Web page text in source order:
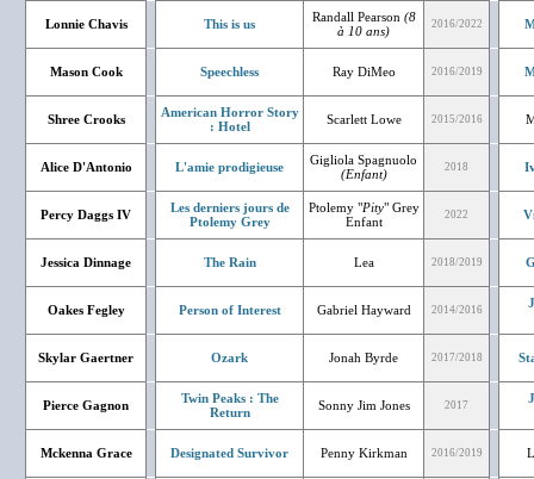
Lonnie Chavis This is us Randall Pearson (8
à 10 ans)
2016/2022
Mason Cook Speechless Ray DiMeo 2016/2019
Shree Crooks
American Horror Story
: Hotel
Scarlett Lowe 2015/2016
Alice D'Antonio L'amie prodigieuse
Gigliola Spagnuolo
(Enfant)
2018
Percy Daggs IV
Les derniers jours de
Ptolemy Grey
Ptolemy "Pity" Grey
Enfant
2022
Jessica Dinnage The Rain Lea 2018/2019
Oakes Fegley Person of Interest Gabriel Hayward 2014/2016
Skylar Gaertner Ozark Jonah Byrde 2017/2018
Pierce Gagnon
Twin Peaks : The
Return
Sonny Jim Jones 2017
Mckenna Grace Designated Survivor Penny Kirkman 2016/2019